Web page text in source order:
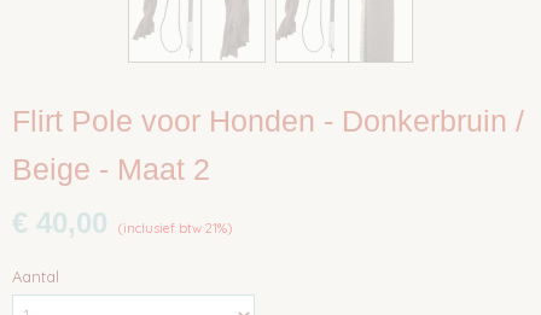
Flirt Pole voor Honden - Donkerbruin /
Beige - Maat 2
€ 40,00 (inclusief btw 21%)
Aantal